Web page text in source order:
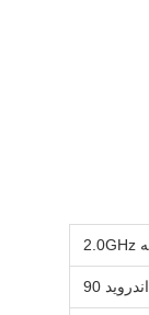
اندرويد 90